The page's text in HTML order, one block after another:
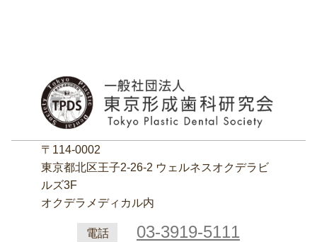
〒114-0002
東京都北区王子2‐26‐2 ウェルネスオクデラビ
ルズ3F
オクデラメディカル内
電話 03-3919-5111